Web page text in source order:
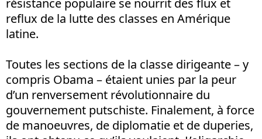
reflux de la lutte des classes en Amérique
latine.
Toutes les sections de la classe dirigeante – y
compris Obama – étaient unies par la peur
d’un renversement révolutionnaire du
gouvernement putschiste. Finalement, à force
de manoeuvres, de diplomatie et de duperies,